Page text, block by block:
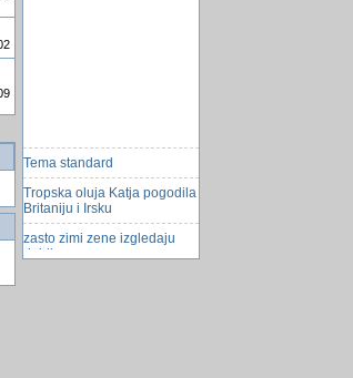
Tema standard
Tropska oluja Katja pogodila
Britaniju i Irsku
zasto zimi zene izgledaju
deblje